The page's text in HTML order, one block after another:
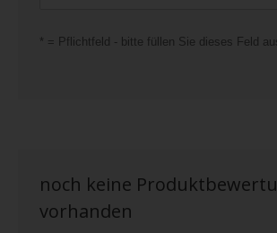
* = Pflichtfeld - bitte füllen Sie dieses Feld
noch keine
vorhanden